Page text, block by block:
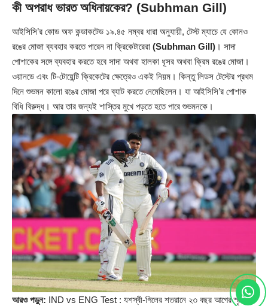
কী অপরাধ ভারত অধিনায়কের? (Subhman Gill)
আইসিসি’র কোড অফ কন্ডাকটেড ১৯.৪৫ নম্বর ধারা অনুযায়ী, টেস্ট ম্যাচে যে কোনও
রঙের মোজা ব্যবহার করতে পারেন না ক্রিকেটারেরা (Subhman Gill) । সাদা
পোশাকের সঙ্গে ব্যবহার করতে হবে সাদা অথবা হালকা ধূসর অথবা ক্রিম রঙের মোজা।
ওয়ানডে এবং টি-টোয়েন্টি ক্রিকেটের ক্ষেত্রেও একই নিয়ম। কিন্তু লিডস টেস্টের প্রথম
দিনে শুভমন কালো রঙের মোজা পরে ব্যাট করতে নেমেছিলেন। যা আইসিসি’র পোশাক
বিধি বিরুদ্ধ। আর তার জন্যই শাস্তির মুখে পড়তে হতে পারে শুভমনকে।
আরও পড়ুন: IND vs ENG Test : যশস্বী-গিলের শতরানে ২৩ বছর আগের স্মৃতি